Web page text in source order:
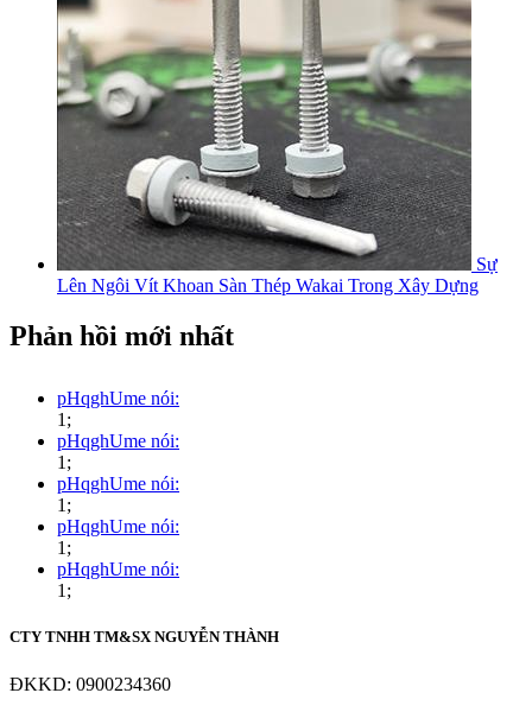
Sự
Lên Ngôi Vít Khoan Sàn Thép Wakai Trong Xây Dựng
Phản hồi mới nhất
pHqghUme nói:
1;
pHqghUme nói:
1;
pHqghUme nói:
1;
pHqghUme nói:
1;
pHqghUme nói:
1;
CTY TNHH TM&SX NGUYỄN THÀNH
ĐKKD: 0900234360